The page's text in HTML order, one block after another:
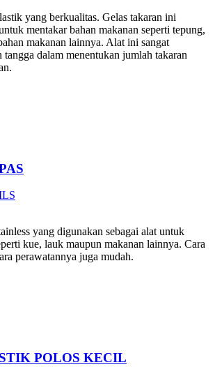
yang berkualitas. Gelas takaran ini
mentakar bahan makanan seperti tepung,
makanan lainnya. Alat ini sangat
dalam menentukan jumlah takaran
yang digunakan sebagai alat untuk
kue, lauk maupun makanan lainnya. Cara
perawatannya juga mudah.
POLOS KECIL